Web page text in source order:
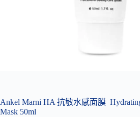
Ankel Marni HA 抗敏水感面膜
Mask 50ml